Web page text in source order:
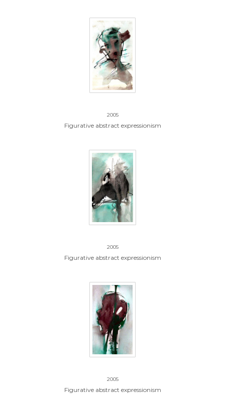
2005
Figurative abstract expressionism
2005
Figurative abstract expressionism
2005
Figurative abstract expressionism